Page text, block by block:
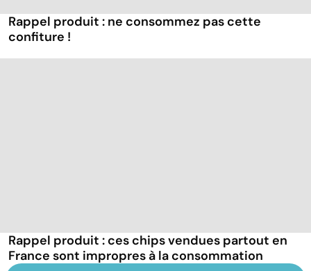
Rappel produit : ne consommez pas cette
confiture !
Rappel produit : ces chips vendues partout en
France sont impropres à la consommation